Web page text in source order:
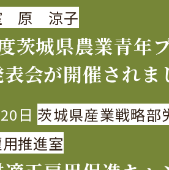
原 涼子
茨城県農業青年
表会が開催されま
日 茨城県産業戦略部
推進室